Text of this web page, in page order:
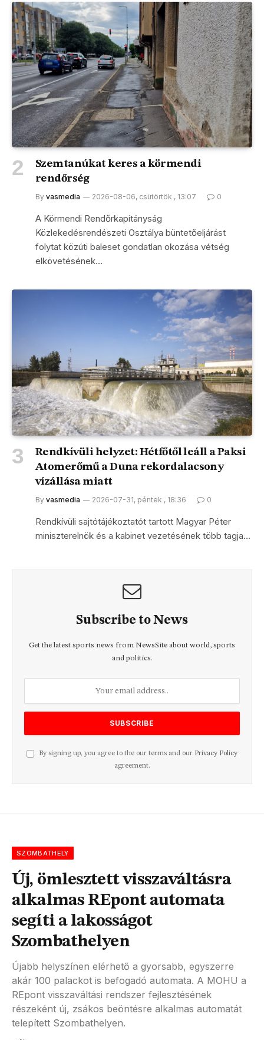
Szemtanúkat keres a körmendi
rendőrség
By vasmedia 2026-08-06, csütörtök , 13:07 0
A Körmendi Rendőrkapitányság
Közlekedésrendészeti Osztálya büntetőeljárást
folytat közúti baleset gondatlan okozása vétség
elkövetésének…
Rendkívüli helyzet: Hétfőtől leáll a Paksi
Atomerőmű a Duna rekordalacsony
vízállása miatt
By vasmedia 2026-07-31, péntek , 18:36 0
Rendkívüli sajtótájékoztatót tartott Magyar Péter
miniszterelnök és a kabinet vezetésének több tagja…
Subscribe to News
Get the latest sports news from NewsSite about world, sports
and politics.
By signing up, you agree to the our terms and our Privacy Policy
agreement.
SZOMBATHELY
Új, ömlesztett visszaváltásra
alkalmas REpont automata
segíti a lakosságot
Szombathelyen
Újabb helyszínen elérhető a gyorsabb, egyszerre
akár 100 palackot is befogadó automata. A MOHU a
REpont visszaváltási rendszer fejlesztésének
részeként új, zsákos beöntésre alkalmas automatát
telepített Szombathelyen.